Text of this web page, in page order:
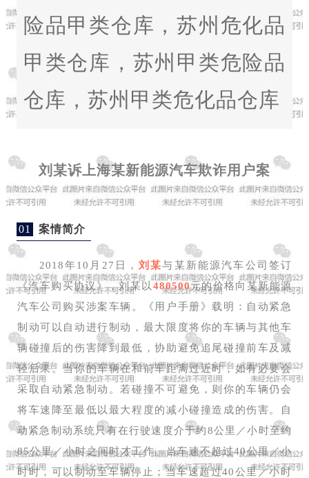
险品甲类仓库，苏州危化品
甲类仓库，苏州甲类危险品
仓库，苏州甲类危化品仓库
刘某诉上海某新能源汽车欺诈用户案
01 案情简介
2018年10月27日，刘某与某新能源汽车公司签订
《汽车购买协议》，刘某以 480500元的价格向某新能源
汽车公司购买涉案车辆。《用户手册》载明：自动紧急
制动可以自动进行制动，最大限度将你的车辆与其他车
辆碰撞后的伤害降到最低，协助避免追尾碰撞前车及减
轻后果。当你的车辆在和前车距离过近时，如有必要会
采取自动紧急制动。若碰撞不可避免，则你的车辆仍会
将车速降至最低以最大程度的减小碰撞造成的伤害。自
动紧急制动系统只有在行驶速度介于约8公里／小时至约
85公里／小时之间时才工作。当车速不超过40公里／小
时时，可以制动至车辆停止；当车速超过40公里／小时